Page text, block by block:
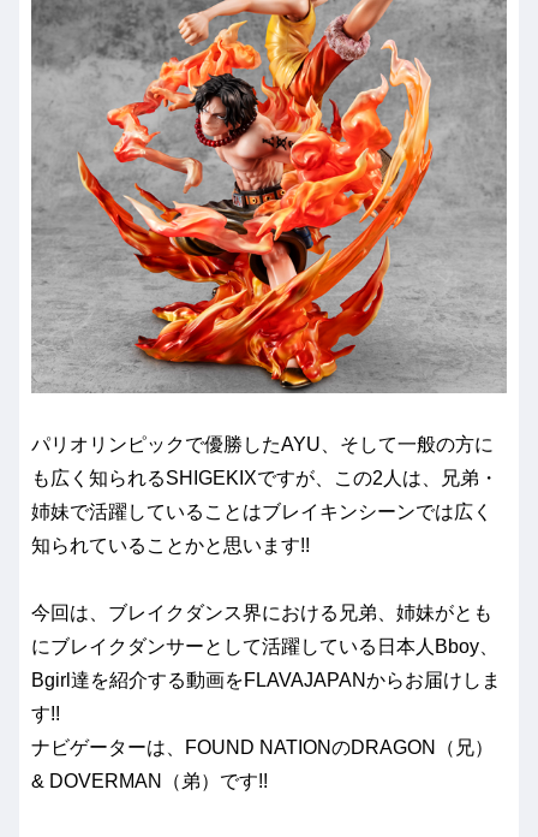
パリオリンピックで優勝したAYU、そして一般の方に
も広く知られるSHIGEKIXですが、この2人は、兄弟・
姉妹で活躍していることはブレイキンシーンでは広く
知られていることかと思います!!
今回は、ブレイクダンス界における兄弟、姉妹がとも
にブレイクダンサーとして活躍している日本人Bboy、
Bgirl達を紹介する動画をFLAVAJAPANからお届けしま
す!!
ナビゲーターは、FOUND NATIONのDRAGON（兄）
& DOVERMAN（弟）です!!